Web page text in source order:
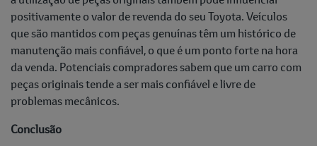
positivamente o valor de revenda do seu Toyota. Veículos
que são mantidos com peças genuínas têm um histórico de
manutenção mais confiável, o que é um ponto forte na hora
da venda. Potenciais compradores sabem que um carro com
peças originais tende a ser mais confiável e livre de
problemas mecânicos.
Conclusão